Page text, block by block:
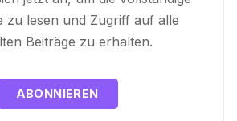
zu lesen und Zugriff auf alle
Beiträge zu erhalten.
ABONNIEREN